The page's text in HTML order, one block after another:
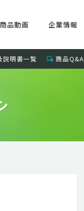
商品動画 企業情報
説明書一覧 商品Q&A